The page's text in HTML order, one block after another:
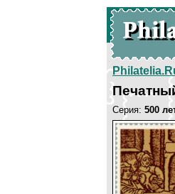
Серия: 500